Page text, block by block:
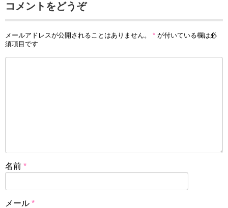
コメントをどうぞ
メールアドレスが公開されることはありません。 * が付いている欄は必
須項目です
名前 *
メール *